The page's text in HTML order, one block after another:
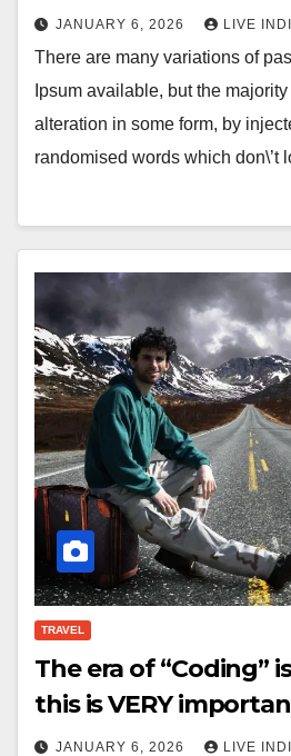
JANUARY 6, 2026 LIVE
There are many variations of
Ipsum available, but the
alteration in some form, by
randomised words which
TRAVEL
The era of “Coding”
this is VERY
JANUARY 6, 2026 LIVE